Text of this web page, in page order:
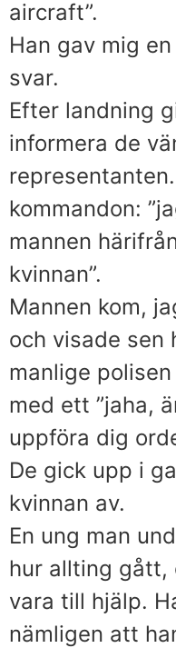
aircraft”.
Han gav mig
svar.
Efter landning
informera de
kommandon:
mannen
kvinnan”.
Mannen kom,
och visade sen
manlige
med ett ”jaha,
uppföra dig
De gick upp i
kvinnan av.
En ung man
hur allting gått,
vara till hjälp.
nämligen att